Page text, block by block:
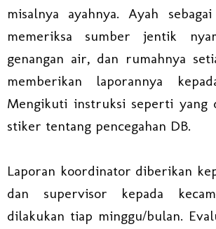
misalnya ayahnya. Ayah
memeriksa sumber jentik
genangan air, dan rumahnya
memberikan laporannya
Mengikuti instruksi seperti yang
stiker tentang pencegahan DB.
Laporan koordinator diberikan
dan supervisor kepada
dilakukan tiap minggu/bulan.